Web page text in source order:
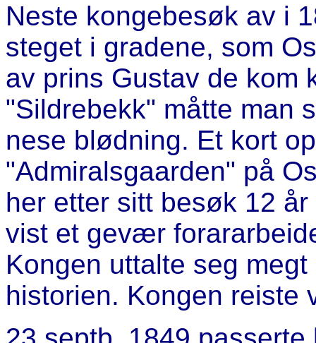
Neste kongebesøk av i
steget i gradene, som
av prins Gustav de kom
"Sildrebekk" måtte man
nese blødning. Et kort
"Admiralsgaarden" på
her etter sitt besøk 12
vist et gevær
Kongen uttalte seg
historien. Kongen reiste